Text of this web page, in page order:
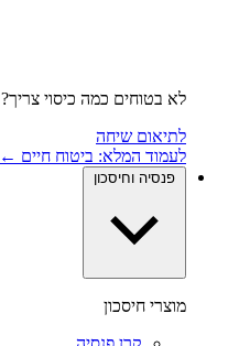
לא בטוחים כמה כיסוי צריך?
לתיאום שיחה
לעמוד המלא: ביטוח חיים ←
פנסיה וחיסכון
מוצרי חיסכון